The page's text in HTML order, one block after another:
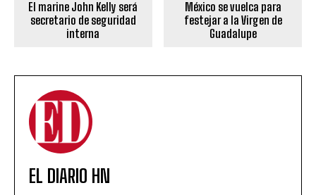
El marine John Kelly será
secretario de seguridad
interna
México se vuelca para
festejar a la Virgen de
Guadalupe
EL DIARIO HN